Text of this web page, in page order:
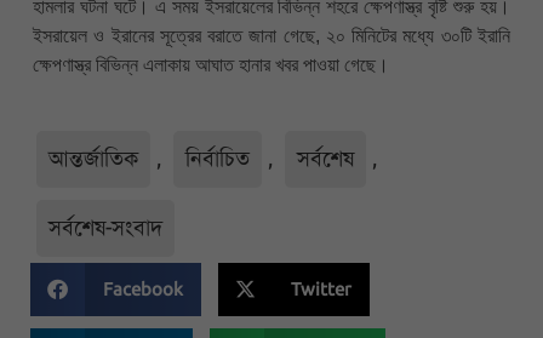
হামলার ঘটনা ঘটে। এ সময় ইসরায়েলের বিভিন্ন শহরে ক্ষেপণাস্ত্র বৃষ্টি শুরু হয়।
ইসরায়েল ও ইরানের সূত্রের বরাতে জানা গেছে, ২০ মিনিটের মধ্যে ৩০টি ইরানি
ক্ষেপণাস্ত্র বিভিন্ন এলাকায় আঘাত হানার খবর পাওয়া গেছে।
আন্তর্জাতিক , নির্বাচিত , সর্বশেষ ,
সর্বশেষ-সংবাদ
Facebook Twitter